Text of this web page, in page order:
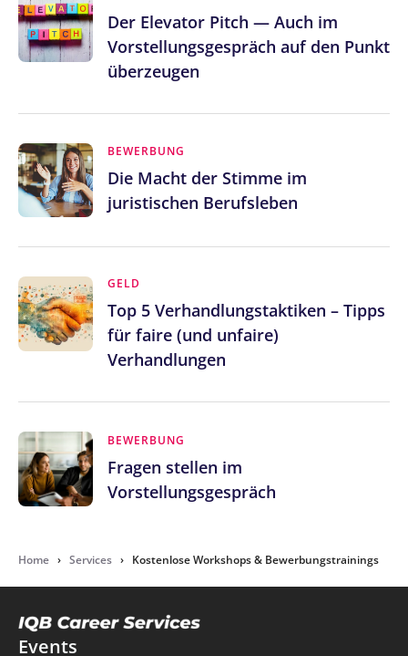
Der Elevator Pitch — Auch im
Vorstellungsgespräch auf den Punkt
überzeugen
BEWERBUNG
Die Macht der Stimme im
juristischen Berufsleben
GELD
Top 5 Verhandlungstaktiken – Tipps
für faire (und unfaire)
Verhandlungen
BEWERBUNG
Fragen stellen im
Vorstellungsgespräch
Home › Services › Kostenlose Workshops & Bewerbungstrainings
Events